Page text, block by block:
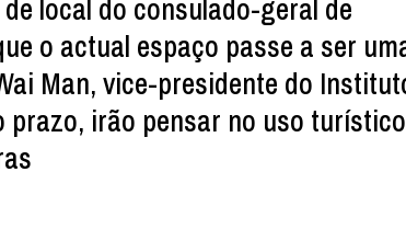
local do consulado-geral de
o actual espaço passe a ser
Man, vice-presidente do
prazo, irão pensar no uso turístico